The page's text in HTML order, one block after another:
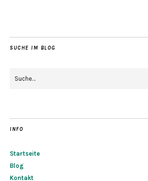
SUCHE IM BLOG
INFO
Startseite
Blog
Kontakt